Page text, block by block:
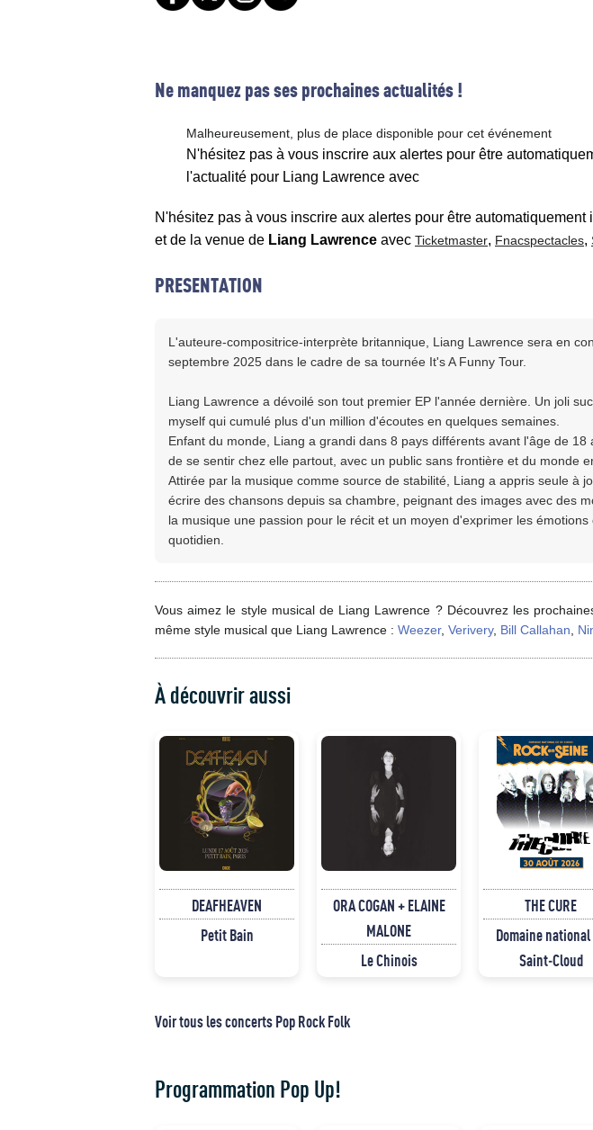
Ne manquez pas ses prochaines actualités !
Malheureusement, plus de place disponible pour cet événement
N'hésitez pas à vous inscrire aux alertes pour être
l'actualité pour Liang Lawrence avec
N'hésitez pas à vous inscrire aux alertes pour être automatiquement
et de la venue de Liang Lawrence avec Ticketmaster, Fnacspectacles,
PRESENTATION
L'auteure-compositrice-interprète britannique, Liang Lawrence sera en
septembre 2025 dans le cadre de sa tournée It's A Funny Tour.
Liang Lawrence a dévoilé son tout premier EP l'année dernière. Un joli
myself qui cumulé plus d'un million d'écoutes en quelques semaines.
Enfant du monde, Liang a grandi dans 8 pays différents avant l'âge de 18
de se sentir chez elle partout, avec un public sans frontière et du monde
Attirée par la musique comme source de stabilité, Liang a appris seule à
écrire des chansons depuis sa chambre, peignant des images avec des
la musique une passion pour le récit et un moyen d'exprimer les émotions
quotidien.
Vous aimez le style musical de Liang Lawrence ? Découvrez les
même style musical que Liang Lawrence : Weezer, Verivery, Bill Callahan
À découvrir aussi
DEAFHEAVEN
Petit Bain
ORA COGAN + ELAINE
MALONE
Le Chinois
THE CURE
Domaine national
Saint-Cloud
Voir tous les concerts Pop Rock Folk
Programmation Pop Up!